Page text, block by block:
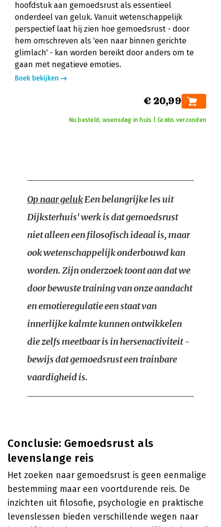
hoofdstuk aan gemoedsrust als essentieel
onderdeel van geluk. Vanuit wetenschappelijk
perspectief laat hij zien hoe gemoedsrust - door
hem omschreven als 'een naar binnen gerichte
glimlach' - kan worden bereikt door anders om te
gaan met negatieve emoties.
Boek bekijken
€ 20,99
Nu besteld, woensdag in huis | Gratis verzonden
Op naar gelukEen belangrijke les uit
Dijksterhuis' werk is dat gemoedsrust
niet alleen een filosofisch ideaal is, maar
ook wetenschappelijk onderbouwd kan
worden. Zijn onderzoek toont aan dat we
door bewuste training van onze aandacht
en emotieregulatie een staat van
innerlijke kalmte kunnen ontwikkelen
die zelfs meetbaar is in hersenactiviteit -
bewijs dat gemoedsrust een trainbare
vaardigheid is.
Conclusie: Gemoedsrust als
levenslange reis
Het zoeken naar gemoedsrust is geen eenmalige
bestemming maar een voortdurende reis. De
inzichten uit filosofie, psychologie en praktische
levenslessen bieden verschillende wegen naar